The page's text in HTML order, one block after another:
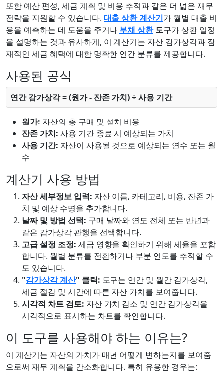
또한 예산 편성, 세금 계획 및 비용 추적과 같은 더 넓은 재무
전략을 지원할 수 있습니다. 대출 상환 계산기가 월별 대출 비
용을 예측하는 데 도움을 주거나 부채 상환도구가 상환 일정
을 설명하는 것과 유사하게, 이 계산기는 자산 감가상각과 잠
재적인 세금 혜택에 대한 명확한 연간 분류를 제공합니다.
사용된 공식
연간 감가상각 = (원가 - 잔존 가치) ÷ 사용 기간
원가: 자산의 총 구매 및 설치 비용
잔존 가치: 사용 기간 종료 시 예상되는 가치
사용 기간: 자산이 사용될 것으로 예상되는 연수 또는 월
수
계산기 사용 방법
자산 세부정보 입력: 자산 이름, 카테고리, 비용, 잔존 가
치 및 예상 수명을 추가합니다.
날짜 및 방법 선택: 구매 날짜와 연도 전체 또는 반년과
같은 감가상각 관행을 선택합니다.
고급 설정 조정: 세금 영향을 확인하기 위해 세율을 포함
합니다. 월별 분류를 전환하거나 부분 연도를 추적할 수
도 있습니다.
"감가상각 계산" 클릭: 도구는 연간 및 월간 감가상각,
세금 절감 및 시간에 따른 자산 가치를 보여줍니다.
시각적 차트 검토: 자산 가치 감소 및 연간 감가상각을
시각적으로 표시하는 차트를 확인합니다.
이 도구를 사용해야 하는 이유는?
이 계산기는 자산의 가치가 매년 어떻게 변하는지를 보여줌
으로써 재무 계획을 간소화합니다. 특히 유용한 경우는: